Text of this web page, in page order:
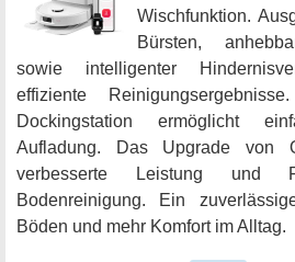
Wischfunktion.
Bürsten,
sowie intelligenter
effiziente
Dockingstation ermöglicht
Aufladung. Das Upgrade von
verbesserte Leistung und
Bodenreinigung. Ein
Böden und mehr Komfort im Alltag.